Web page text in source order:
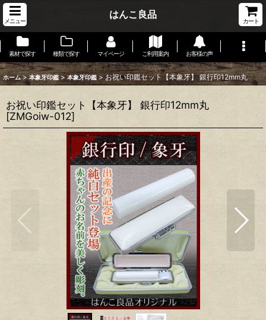
メニュー
はんこ良品
カート
素材で探す 種類で探す マイページ ご利用案内 お客様の声
ホーム > 本象牙印鑑 > 本象牙印鑑 > お祝い印鑑セット【本象牙】 銀行印12mm丸
お祝い印鑑セット【本象牙】 銀行印12mm丸
[ZMGoiw-012]